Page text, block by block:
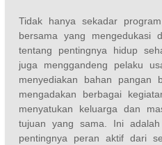
Tidak hanya sekadar
bersama yang mengedukasi
tentang pentingnya hidup
juga menggandeng pelaku
menyediakan bahan pangan
mengadakan berbagai
menyatukan keluarga dan
tujuan yang sama. Ini
pentingnya peran aktif dari